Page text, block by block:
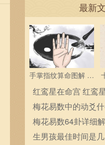
最新
手掌指纹算命图解 三
个斗多为中层领导
红鸾星在命宫 红鸾
义
梅花易数中的动爻
确定的
梅花易数64卦详细
么
生男孩最佳时间是